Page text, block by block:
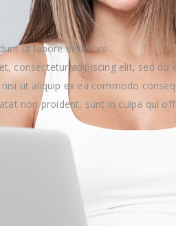
ut labore et dolore
consectetur adipiscing elit, sed do
ut aliquip ex ea commodo
non proident, sunt in culpa qui